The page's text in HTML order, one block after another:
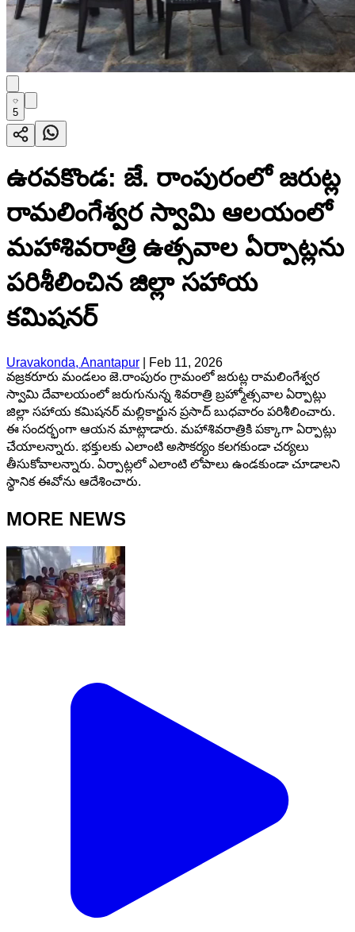
5
ఉరవకొండ: జే. రాంపురంలో జరుట్ల
రామలింగేశ్వర స్వామి ఆలయంలో
మహాశివరాత్రి ఉత్సవాల ఏర్పాట్లను
పరిశీలించిన జిల్లా సహాయ
కమిషనర్
Uravakonda, Anantapur
Feb 11, 2026
వజ్రకరూరు మండలం జె.రాంపురం గ్రామంలో జరుట్ల రామలింగేశ్వర
స్వామి దేవాలయంలో జరుగునున్న శివరాత్రి బ్రహ్మోత్సవాల ఏర్పాట్లు
జిల్లా సహాయ కమిషనర్ మల్లికార్జున ప్రసాద్ బుధవారం పరిశీలించారు.
ఈ సందర్భంగా ఆయన మాట్లాడారు. మహాశివరాత్రికి పక్కాగా ఏర్పాట్లు
చేయాలన్నారు. భక్తులకు ఎలాంటి అసౌకర్యం కలగకుండా చర్యలు
తీసుకోవాలన్నారు. ఏర్పాట్లలో ఎలాంటి లోపాలు ఉండకుండా చూడాలని
స్థానిక ఈవోను ఆదేశించారు.
MORE NEWS